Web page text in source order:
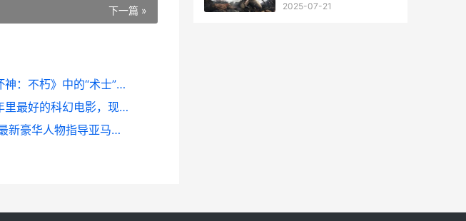
下一篇 »
暴雪是怎么将《暗黑破坏神：不朽》中的“术士”打造为该作最黑暗职业的 暴雪怎么转移游戏位置
《降临》或许是过去十年里最好的科幻电影，现可在 Pluto TV 不收费观看。 降临了是什么意思
宝可梦传说：阿尔宙斯 最新豪华人物指导亚马逊预售开启，现享大幅折扣 宝可梦传说阿尔宙斯全图鉴
2025-07-21